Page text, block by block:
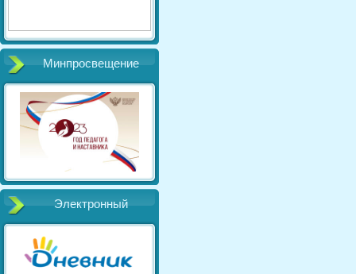
Минпросвещение
Электронный